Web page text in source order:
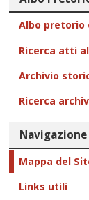
Albo pretorio
Ricerca atti
Archivio
Ricerca
Navigazione
Mappa del
Links utili